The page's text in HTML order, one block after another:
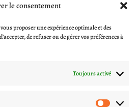
le consentement
proposer une expérience optimale et des
de refuser ou de gérer vos préférences à
Toujours activé